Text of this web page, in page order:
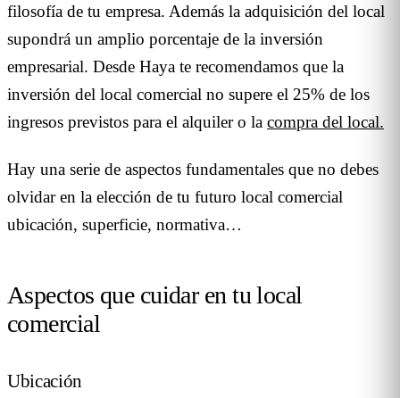
filosofía de tu empresa. Además la adquisición del local
supondrá un amplio porcentaje de la inversión
empresarial. Desde Haya te recomendamos que la
inversión del local comercial no supere el 25% de los
ingresos previstos para el alquiler o la compra del local.
Hay una serie de aspectos fundamentales que no debes
olvidar en la elección de tu futuro local comercial
ubicación, superficie, normativa…
Aspectos que cuidar en tu local
comercial
Ubicación